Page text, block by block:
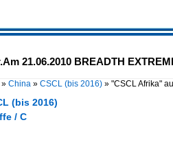
21.06.2010 BREADTH
» China » CSCL (bis 2016) » "CSCL Afrika"
(bis 2016)
/ C